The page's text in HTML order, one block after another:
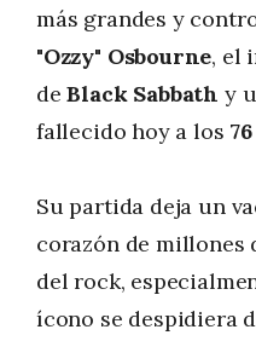
más grandes y
"Ozzy" Osbourne, el
deBlack Sabbath y
fallecido hoy a los
Su partida deja un
corazón de millones
del rock,
ícono se despidiera